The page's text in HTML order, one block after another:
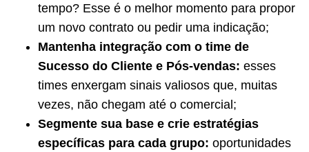
tempo? Esse é o melhor momento para propor
um novo contrato ou pedir uma indicação;
Mantenha integração com o time de
Sucesso do Cliente e Pós-vendas: esses
times enxergam sinais valiosos que, muitas
vezes, não chegam até o comercial;
Segmente sua base e crie estratégias
específicas para cada grupo: oportunidades